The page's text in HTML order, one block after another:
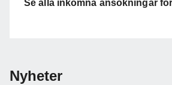
Se alla inkomna ansökningar
Nyheter